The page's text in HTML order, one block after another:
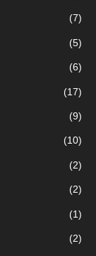
(7)
(5)
(6)
(17)
(9)
(10)
(2)
(2)
(1)
(2)